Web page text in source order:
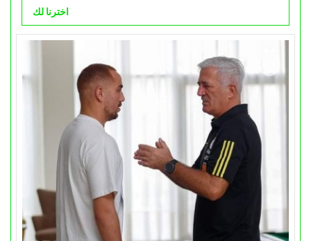
اخترنا لك